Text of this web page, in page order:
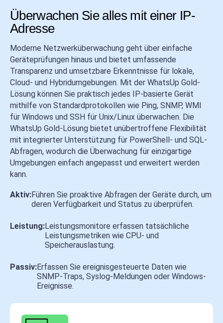
Überwachen Sie alles mit einer IP-
Adresse
Moderne Netzwerküberwachung geht über einfache
Geräteprüfungen hinaus und bietet umfassende
Transparenz und umsetzbare Erkenntnisse für lokale,
Cloud- und Hybridumgebungen. Mit der WhatsUp Gold-
Lösung können Sie praktisch jedes IP-basierte Gerät
mithilfe von Standardprotokollen wie Ping, SNMP, WMI
für Windows und SSH für Unix/Linux überwachen. Die
WhatsUp Gold-Lösung bietet unübertroffene Flexibilität
mit integrierter Unterstützung für PowerShell- und SQL-
Abfragen, wodurch die Überwachung für einzigartige
Umgebungen einfach angepasst und erweitert werden
kann.
Aktiv:Führen Sie proaktive Abfragen der Geräte durch, um
deren Verfügbarkeit und Status zu überprüfen.
Leistung:Leistungsmonitore erfassen tatsächliche
Leistungsmetriken wie CPU- und
Speicherauslastung.
Passiv:Erfassen Sie ereignisgesteuerte Daten wie
SNMP-Traps, Syslog-Meldungen oder Windows-
Ereignisse.